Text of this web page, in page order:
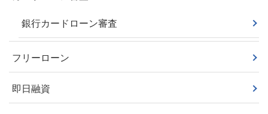
銀行カードローン審査
フリーローン
即日融資